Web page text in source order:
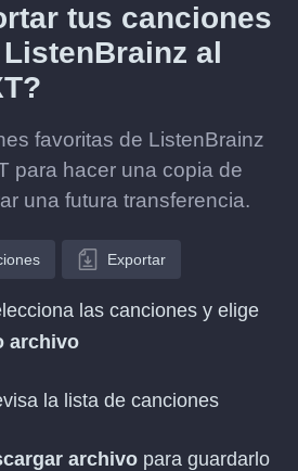
tus canciones
al
favoritas de ListenBrainz
para hacer una copia de
una futura transferencia.
Exportar
las canciones y elige
archivo
la lista de canciones
archivo para guardarlo